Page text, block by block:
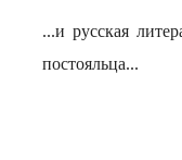
...и русская
постояльца...